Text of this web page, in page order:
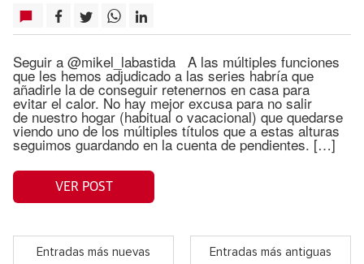
Seguir a @mikel_labastida A las múltiples funciones
que les hemos adjudicado a las series habría que
añadirle la de conseguir retenernos en casa para
evitar el calor. No hay mejor excusa para no salir
de nuestro hogar (habitual o vacacional) que quedarse
viendo uno de los múltiples títulos que a estas alturas
seguimos guardando en la cuenta de pendientes. […]
VER POST
Entradas más nuevas Entradas más antiguas